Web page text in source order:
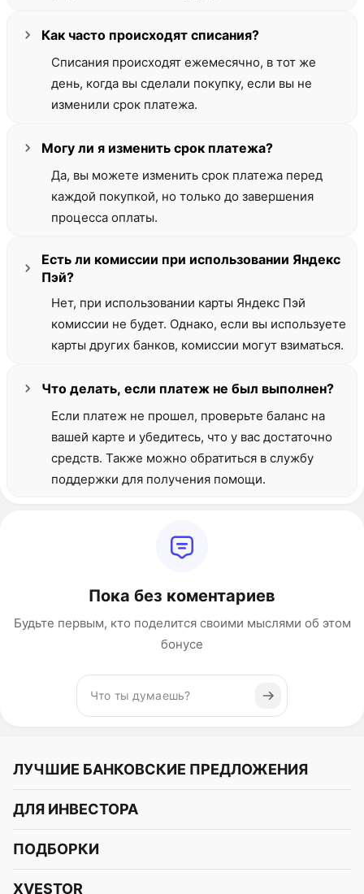
Как часто происходят списания?
Списания происходят ежемесячно, в тот же
день, когда вы сделали покупку, если вы не
изменили срок платежа.
Могу ли я изменить срок платежа?
Да, вы можете изменить срок платежа перед
каждой покупкой, но только до завершения
процесса оплаты.
Есть ли комиссии при использовании Яндекс
Пэй?
Нет, при использовании карты Яндекс Пэй
комиссии не будет. Однако, если вы используете
карты других банков, комиссии могут взиматься.
Что делать, если платеж не был выполнен?
Если платеж не прошел, проверьте баланс на
вашей карте и убедитесь, что у вас достаточно
средств. Также можно обратиться в службу
поддержки для получения помощи.
Пока без коментариев
Будьте первым, кто поделится своими мыслями об этом
бонусе
ЛУЧШИЕ БАНКОВСКИЕ ПРЕДЛОЖЕНИЯ
Альфа-Банк
СБЕР
Газпромбанк
ДЛЯ ИНВЕСТОРА
Курс акций
ПОДБОРКИ
Подборки акций
XVESTOR